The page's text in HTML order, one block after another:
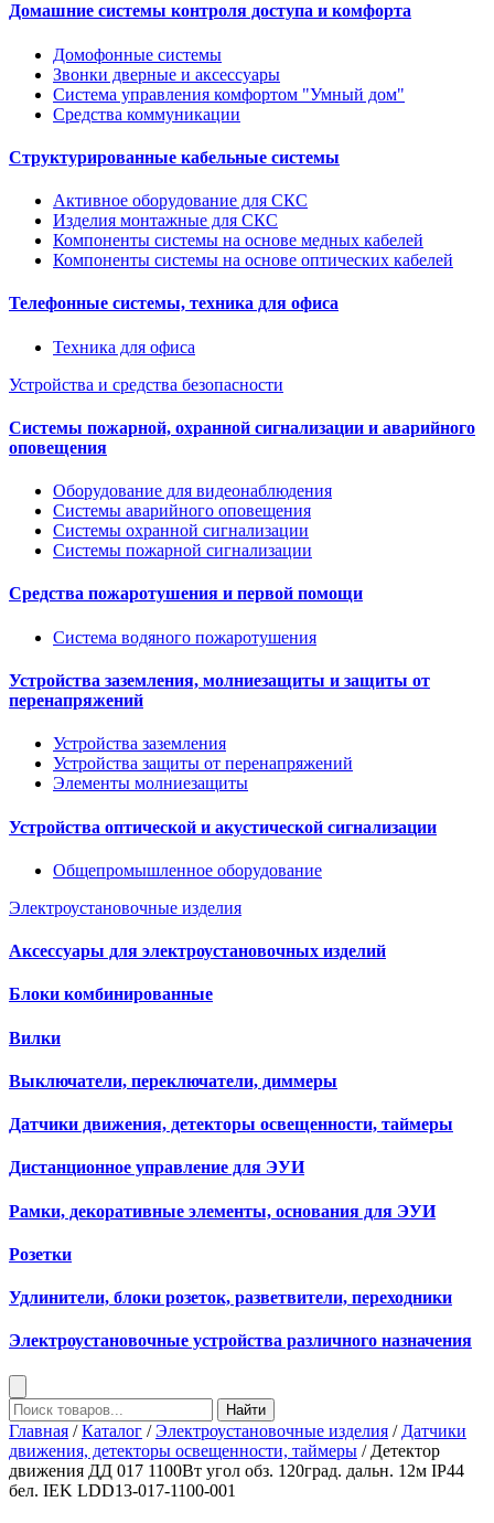
Домашние системы контроля доступа и комфорта
Домофонные системы
Звонки дверные и аксессуары
Система управления комфортом "Умный дом"
Средства коммуникации
Структурированные кабельные системы
Активное оборудование для СКС
Изделия монтажные для СКС
Компоненты системы на основе медных кабелей
Компоненты системы на основе оптических кабелей
Телефонные системы, техника для офиса
Техника для офиса
Устройства и средства безопасности
Системы пожарной, охранной сигнализации и аварийного
оповещения
Оборудование для видеонаблюдения
Системы аварийного оповещения
Системы охранной сигнализации
Системы пожарной сигнализации
Средства пожаротушения и первой помощи
Система водяного пожаротушения
Устройства заземления, молниезащиты и защиты от
перенапряжений
Устройства заземления
Устройства защиты от перенапряжений
Элементы молниезащиты
Устройства оптической и акустической сигнализации
Общепромышленное оборудование
Электроустановочные изделия
Аксессуары для электроустановочных изделий
Блоки комбинированные
Вилки
Выключатели, переключатели, диммеры
Датчики движения, детекторы освещенности, таймеры
Дистанционное управление для ЭУИ
Рамки, декоративные элементы, основания для ЭУИ
Розетки
Удлинители, блоки розеток, разветвители, переходники
Электроустановочные устройства различного назначения
Найти
Главная /Каталог /Электроустановочные изделия / Датчики
движения, детекторы освещенности, таймеры / Детектор
движения ДД 017 1100Вт угол обз. 120град. дальн. 12м IP44
бел. IEK LDD13-017-1100-001